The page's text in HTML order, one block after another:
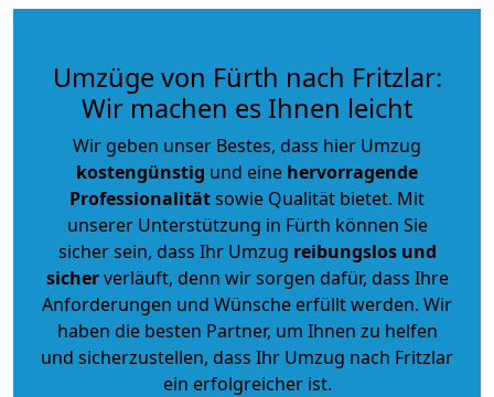
Umzüge von Fürth nach Fritzlar:
Wir machen es Ihnen leicht
Wir geben unser Bestes, dass hier Umzug
kostengünstig und eine hervorragende
Professionalitätsowie Qualität bietet. Mit
unserer Unterstützung in Fürth können Sie
sicher sein, dass Ihr Umzug reibungslos und
sicherverläuft, denn wir sorgen dafür, dass Ihre
Anforderungen und Wünsche erfüllt werden. Wir
haben die besten Partner, um Ihnen zu helfen
und sicherzustellen, dass Ihr Umzug nach Fritzlar
ein erfolgreicher ist.